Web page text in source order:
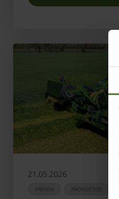
21.05.2026
PRENSA PRODUCTOS